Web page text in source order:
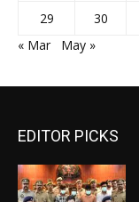
29
30
« Mar
May »
EDITOR PICKS